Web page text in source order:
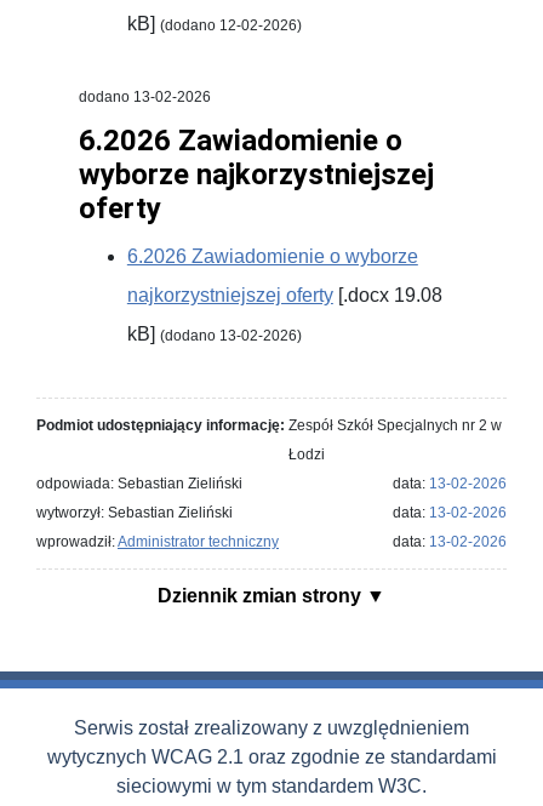
kB] (dodano 12-02-2026)
dodano 13-02-2026
6.2026 Zawiadomienie o
wyborze najkorzystniejszej
oferty
6.2026 Zawiadomienie o wyborze
najkorzystniejszej oferty[.docx 19.08
kB] (dodano 13-02-2026)
Podmiot udostępniający informację: Zespół Szkół Specjalnych nr 2 w
Łodzi
odpowiada: Sebastian Zieliński
data: 13-02-2026
wytworzył: Sebastian Zieliński
data: 13-02-2026
wprowadził:Administrator techniczny data: 13-02-2026
Dziennik zmian strony
Serwis został zrealizowany z uwzględnieniem
wytycznych WCAG 2.1 oraz zgodnie ze standardami
sieciowymi w tym standardem W3C.